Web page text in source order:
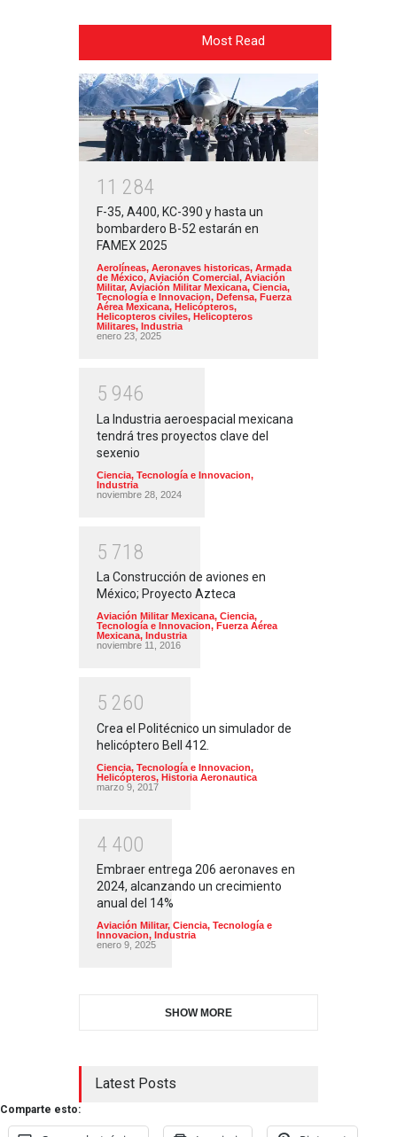
Most Read
1 1 284
F-35, A400, KC-390 y hasta un
bombardero B-52 estarán en
FAMEX 2025
Aerolíneas, Aeronaves historicas, Armada
de México, Aviación Comercial, Aviación
Militar, Aviación Militar Mexicana, Ciencia,
Tecnología e Innovacion, Defensa, Fuerza
Aérea Mexicana, Helicópteros,
Helicopteros civiles, Helicopteros
Militares, Industria
enero 23, 2025
5 946
La Industria aeroespacial mexicana
tendrá tres proyectos clave del
sexenio
Ciencia, Tecnología e Innovacion,
Industria
noviembre 28, 2024
5 71 8
La Construcción de aviones en
México; Proyecto Azteca
Aviación Militar Mexicana, Ciencia,
Tecnología e Innovacion, Fuerza Aérea
Mexicana, Industria
noviembre 11, 2016
5 260
Crea el Politécnico un simulador de
helicóptero Bell 412.
Ciencia, Tecnología e Innovacion,
Helicópteros, Historia Aeronautica
marzo 9, 2017
4 400
Embraer entrega 206 aeronaves en
2024, alcanzando un crecimiento
anual del 14%
Aviación Militar, Ciencia, Tecnología e
Innovacion, Industria
enero 9, 2025
SHOW MORE
Latest Posts
Comparte esto: